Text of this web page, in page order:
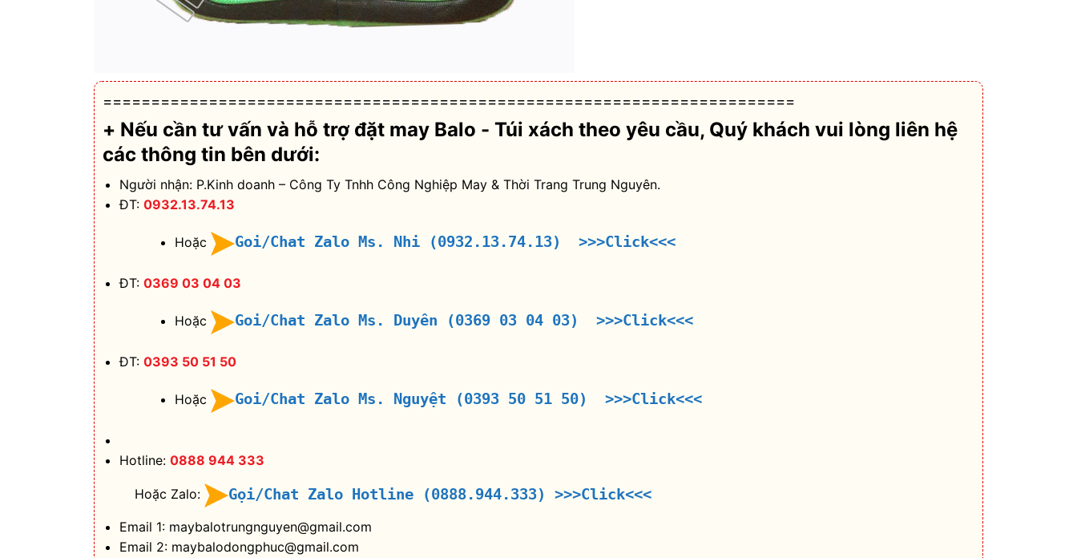
========================================================================
+ Nếu cần tư vấn và hỗ trợ đặt may Balo - Túi xách theo yêu cầu, Quý khách vui lòng liên hệ
các thông tin bên dưới:
Người nhận: P.Kinh doanh – Công Ty Tnhh Công Nghiệp May & Thời Trang Trung Nguyên.
ĐT: 0932.13.74.13
Hoặc Goi/Chat Zalo Ms. Nhi (0932.13.74.13) >>>Click<<<
ĐT: 0369 03 04 03
Hoặc Goi/Chat Zalo Ms. Duyên (0369 03 04 03) >>>Click<<<
ĐT: 0393 50 51 50
Hoặc Goi/Chat Zalo Ms. Nguyệt (0393 50 51 50) >>>Click<<<
Hotline: 0888 944 333
Hoặc Zalo: Gọi/Chat Zalo Hotline (0888.944.333) >>>Click<<<
Email 1: maybalotrungnguyen@gmail.com
Email 2: maybalodongphuc@gmail.com